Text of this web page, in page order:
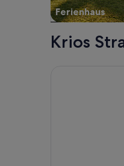
Ferienhaus
Krios